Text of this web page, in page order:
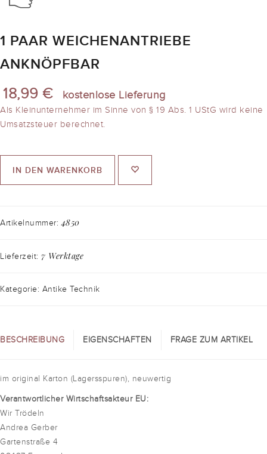
1 PAAR WEICHENANTRIEBE
ANKNÖPFBAR
18,99 € kostenlose Lieferung
Als Kleinunternehmer im Sinne von § 19 Abs. 1 UStG wird keine
Umsatzsteuer berechnet.
IN DEN WARENKORB
Artikelnummer:4850
Lieferzeit: 7 Werktage
Kategorie: Antike Technik
BESCHREIBUNG EIGENSCHAFTEN FRAGE ZUM ARTIKEL
im original Karton (Lagersspuren), neuwertig
Verantwortlicher Wirtschaftsakteur EU:
Wir Trödeln
Andrea Gerber
Gartenstraße 4